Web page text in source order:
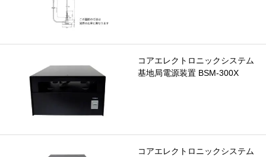
コアエレクトロニックシステム
基地局電源装置 BSM-300X
コアエレクトロニックシステム